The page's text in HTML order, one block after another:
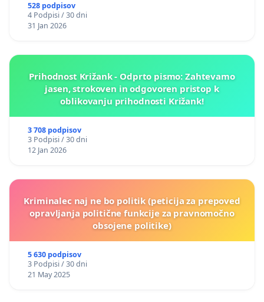
528 podpisov
4 Podpisi / 30 dni
31 Jan 2026
Prihodnost Križank - Odprto pismo: Zahtevamo
jasen, strokoven in odgovoren pristop k
oblikovanju prihodnosti Križank!
3 708 podpisov
3 Podpisi / 30 dni
12 Jan 2026
Kriminalec naj ne bo politik (peticija za prepoved
opravljanja politične funkcije za pravnomočno
obsojene politike)
5 630 podpisov
3 Podpisi / 30 dni
21 May 2025